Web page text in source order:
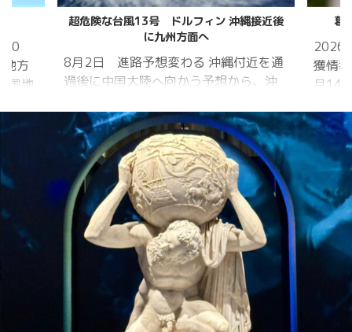
20
方
国地
地
超危険な台風13号 ドルフィン 沖縄接近後
に九州方面へ
8月2日 進路予想変わる 沖縄付近を通
過後に中国大陸へ向かう予想から、沖
リカ海洋大気
庁
ヨーロッパ中
期予報センター 気象庁 8月31日
6:00 8月30日 5:20 8月1日に南鳥島
近海で猛烈な勢力へ 台風13号は、今
後、海面水温が29度以上の海域を西進
する見込みで、猛烈な勢力になる見込
み。
葛
2026
獲情
月14
低調
か、
はか
ノコ
た。
いる
冬眠
まし
リー